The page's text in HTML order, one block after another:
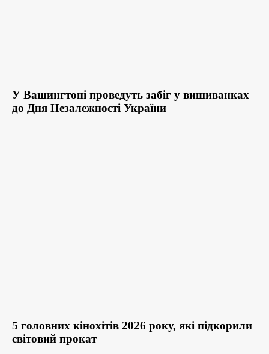
У Вашингтоні проведуть забіг у вишиванках
до Дня Незалежності України
5 головних кінохітів 2026 року, які підкорили
світовий прокат